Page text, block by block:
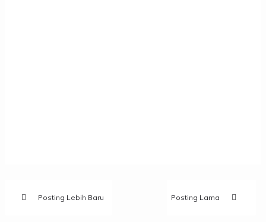
Posting Lebih Baru Posting Lama